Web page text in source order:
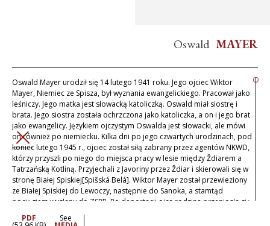
ZAMKNIJ
Oswald MAYER
Oswald Mayer urodził się 14 lutego 1941 roku. Jego ojciec Wiktor
Mayer, Niemiec ze Spisza, był wyznania ewangelickiego. Pracował jako
leśniczy. Jego matka jest słowacką katoliczką. Oswald miał siostrę i
brata. Jego siostra została ochrzczona jako katoliczka, a on i jego brat
jako ewangelicy. Językiem ojczystym Oswalda jest słowacki, ale mówi
on również po niemiecku. Kilka dni po jego czwartych urodzinach, pod
koniec lutego 1945 r., ojciec został siłą zabrany przez agentów NKWD,
którzy przyszli po niego do miejsca pracy w lesie między Ždiarem a
Tatrzańską Kotliną. Przyjechali z Javoriny przez Ždiar i skierowali się w
stronę Białej Spiskiej[Spišská Belá]. Wiktor Mayer został przewieziony
ze Białej Spiskiej do Lewoczy, następnie do Sanoka, a stamtąd
pociągiem wysłany do ZSRR. Po deportacji ojca rodzina przeniosła się
do domu należącego do ojca w Białej Spiskiej, w którym mieszka do
dziś. Wszyscy niemieccy członkowie rodziny ze strony ojca zostali
PDF See